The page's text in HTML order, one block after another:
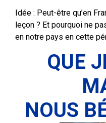
Idée : Peut-être qu’en
leçon ? Et pourquoi ne
en notre pays en cette
QUE
NOUS